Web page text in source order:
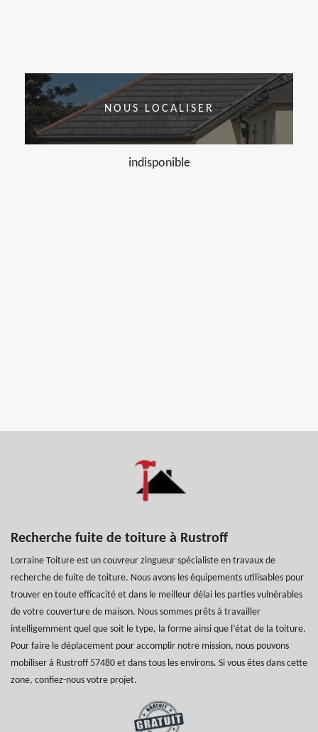
NOUS LOCALISER
indisponible
Recherche fuite de toiture à Rustroff
Lorraine Toiture est un couvreur zingueur spécialiste en travaux de
recherche de fuite de toiture. Nous avons les équipements utilisables pour
trouver en toute efficacité et dans le meilleur délai les parties vulnérables
de votre couverture de maison. Nous sommes prêts à travailler
intelligemment quel que soit le type, la forme ainsi que l’état de la toiture.
Pour faire le déplacement pour accomplir notre mission, nous pouvons
mobiliser à Rustroff 57480 et dans tous les environs. Si vous êtes dans cette
zone, confiez-nous votre projet.